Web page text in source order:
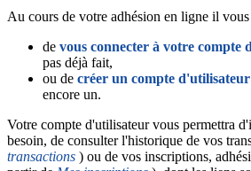
Au cours de votre adhésion en ligne il vous
de vous connecter à votre compte
pas déjà fait,
ou de créer un compte d'utilisateur
encore un.
Votre compte d'utilisateur vous permettra
besoin, de consulter l'historique de vos
transactions ) ou de vos inscriptions,